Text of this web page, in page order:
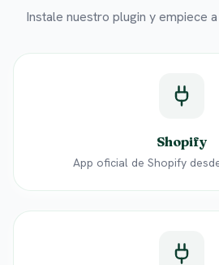
Instale nuestro plugin y empiece
Shopify
App oficial de Shopify